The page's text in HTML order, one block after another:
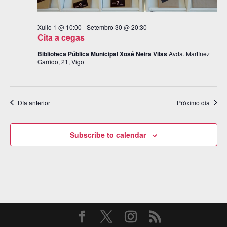
Cita a cegas
Xullo 1 @ 10:00 -Setembro 30 @ 20:30
Biblioteca Pública Municipal Xosé Neira VilasAvda. Martínez
Garrido, 21, Vigo
Día anterior Próximo día
Subscribe to calendar